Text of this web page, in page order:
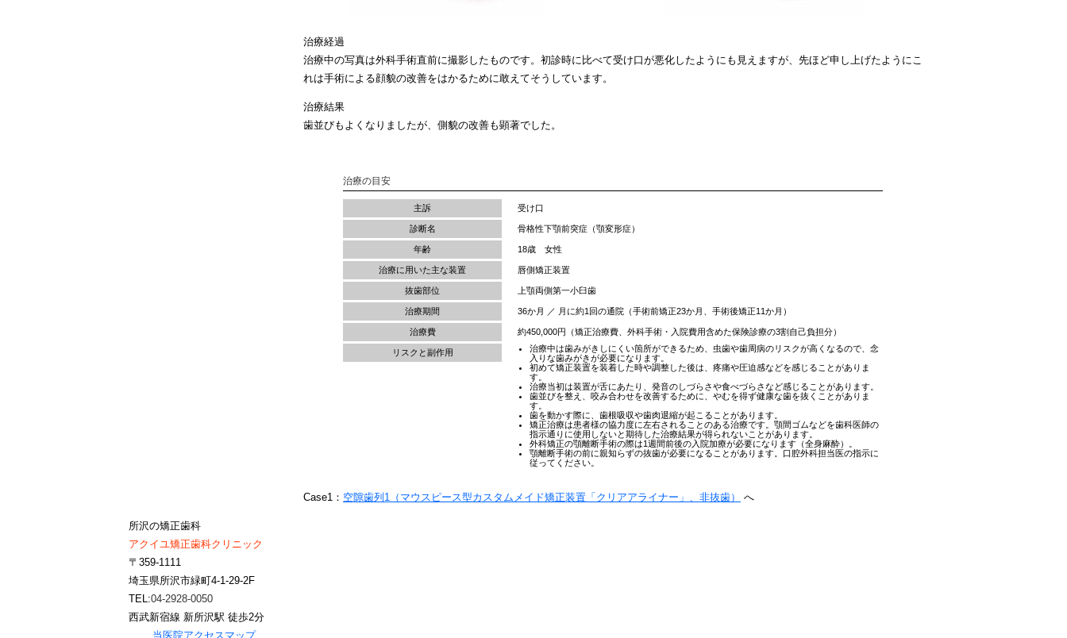
治療経過
治療中の写真は外科手術直前に撮影したものです。初診時に比べて受け口が悪化したようにも見えますが、先ほど申し上げたようにこ
れは手術による顔貌の改善をはかるために敢えてそうしています。
治療結果
歯並びもよくなりましたが、側貌の改善も顕著でした。
治療の目安
主訴 受け口
診断名 骨格性下顎前突症（顎変形症）
年齢 18歳 女性
治療に用いた主な装置 唇側矯正装置
抜歯部位 上顎両側第一小臼歯
治療期間 36か月 ／ 月に約1回の通院（手術前矯正23か月、手術後矯正11か月）
治療費 約450,000円（矯正治療費、外科手術・入院費用含めた保険診療の3割自己負担分）
リスクと副作用
治療中は歯みがきしにくい箇所ができるため、虫歯や歯周病のリスクが高くなるので、念
入りな歯みがきが必要になります。
初めて矯正装置を装着した時や調整した後は、疼痛や圧迫感などを感じることがありま
す。
治療当初は装置が舌にあたり、発音のしづらさや食べづらさなど感じることがあります。
歯並びを整え、咬み合わせを改善するために、やむを得ず健康な歯を抜くことがありま
す。
歯を動かす際に、歯根吸収や歯肉退縮が起こることがあります。
矯正治療は患者様の協力度に左右されることのある治療です。顎間ゴムなどを歯科医師の
指示通りに使用しないと期待した治療結果が得られないことがあります。
外科矯正の顎離断手術の際は1週間前後の入院加療が必要になります（全身麻酔）。
顎離断手術の前に親知らずの抜歯が必要になることがあります。口腔外科担当医の指示に
従ってください。
Case1： 空隙歯列1（マウスピース型カスタムメイド矯正装置「クリアアライナー」 、非抜歯） へ
所沢の矯正歯科
アクイユ矯正歯科クリニック
〒359-1111
埼玉県所沢市緑町4-1-29-2F
TEL:04-2928-0050
西武新宿線 新所沢駅 徒歩2分
当医院アクセスマップ